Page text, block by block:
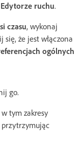
Edytorze ruchu.
czasu, wykonaj
że jest włączona
ogólnych
go.
tym zakresy
przytrzymując